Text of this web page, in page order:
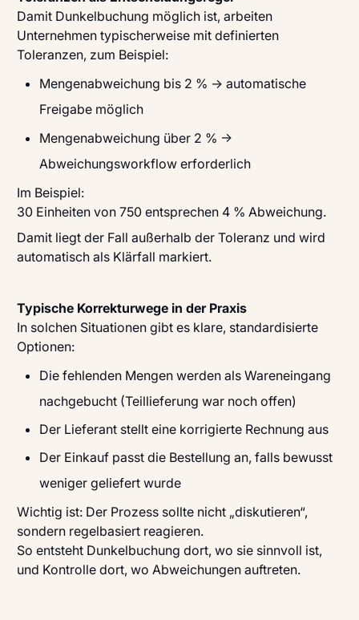
Damit Dunkelbuchung möglich ist, arbeiten
Unternehmen typischerweise mit definierten
Toleranzen, zum Beispiel:
Mengenabweichung bis 2 % → automatische
Freigabe möglich
Mengenabweichung über 2 % →
Abweichungsworkflow erforderlich
Im Beispiel:
30 Einheiten von 750 entsprechen 4 % Abweichung.
Damit liegt der Fall außerhalb der Toleranz und wird
automatisch als Klärfall markiert.
Typische Korrekturwege in der Praxis
In solchen Situationen gibt es klare, standardisierte
Optionen:
Die fehlenden Mengen werden als Wareneingang
nachgebucht (Teillieferung war noch offen)
Der Lieferant stellt eine korrigierte Rechnung aus
Der Einkauf passt die Bestellung an, falls bewusst
weniger geliefert wurde
Wichtig ist: Der Prozess sollte nicht „diskutieren“,
sondern regelbasiert reagieren.
So entsteht Dunkelbuchung dort, wo sie sinnvoll ist,
und Kontrolle dort, wo Abweichungen auftreten.